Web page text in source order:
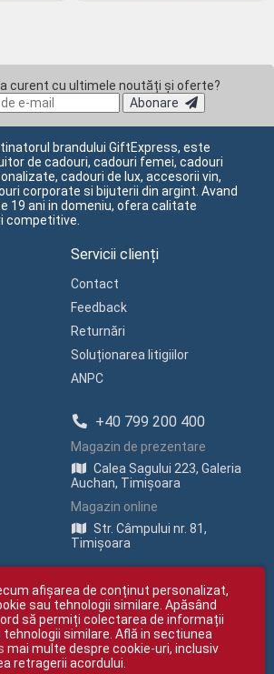
curent cu ultimele noutăți și oferte?
Abonare
brandului GiftExpress, este
de cadouri, cadouri femei, cadouri
cadouri de lux, accesorii vin,
corporate si bijuterii din argint. Avand
19 ani in domeniu, ofera calitate
competitive.
Servicii clienți
Contact
Feedback
Returnări
Soluționarea litigiilor
ANPC
+40 799 200 400
Magazin de prezentare
Calea Sagului 223, Galeria
Auchan, Timișoara
Magazin online
Str. Câmpului nr. 81,
Timișoara
| Toate drepturile rezervate
Fun Design SRL (CUI RO 15651694, Nr. Reg. Com.
afișarea de conținut personalizat,
sau tehnologii similare. Apăsând
să permiți colectarea de informații
similare. Află in sectiunea
mai multe despre cookie-uri, inclusiv
retragerii acordului.